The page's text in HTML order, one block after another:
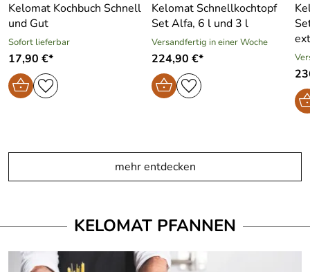
Kelomat Kochbuch Schnell
und Gut
Sofort lieferbar
17,90 €*
Kelomat Schnellkochtopf
Set Alfa, 6 l und 3 l
Versandfertig in einer Woche
224,90 €*
mehr entdecken
KELOMAT PFANNEN